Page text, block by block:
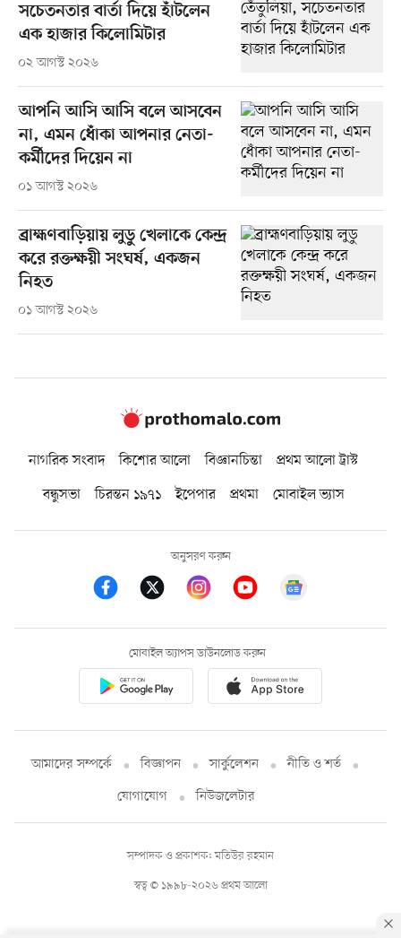
সচেতনতার বার্তা দিয়ে হাঁটলেন
এক হাজার কিলোমিটার
০২ আগস্ট ২০২৬
আপনি আসি আসি বলে আসবেন
না, এমন ধোঁকা আপনার নেতা-
কর্মীদের দিয়েন না
০১ আগস্ট ২০২৬
ব্রাহ্মণবাড়িয়ায় লুডু খেলাকে কেন্দ্র
করে রক্তক্ষয়ী সংঘর্ষ, একজন
নিহত
০১ আগস্ট ২০২৬
নাগরিক সংবাদ কিশোর আলো বিজ্ঞানচিন্তা
প্রথম আলো ট্রাস্ট
বন্ধুসভা
চিরন্তন ১৯৭১ ইপেপার প্রথমা মোবাইল ভ্যাস
অনুসরণ করুন
মোবাইল অ্যাপস ডাউনলোড করুন
আমাদের সম্পর্কে বিজ্ঞাপন সার্কুলেশন
নীতি ও শর্ত
যোগাযোগ
নিউজলেটার
স্বত্ব © ১৯৯৮-২০২৬ প্রথম আলো
সম্পাদক ও প্রকাশক: মতিউর রহমান